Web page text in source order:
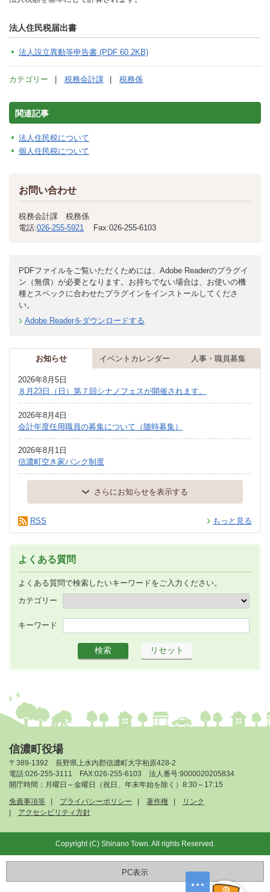
法人住民税届出書
法人設立異動等申告書 (PDF 60.2KB)
カテゴリー 税務会計課 税務係
関連記事
法人住民税について
個人住民税について
お問い合わせ
税務会計課 税務係
電話:026-255-5921 Fax:026-255-6103
PDFファイルをご覧いただくためには、Adobe Readerのプラグイ
ン（無償）が必要となります。お持ちでない場合は、お使いの機
種とスペックに合わせたプラグインをインストールしてくださ
い。
Adobe Readerをダウンロードする
お知らせ イベントカレンダー 人事・職員募集
2026年8月5日
８月23日（日）第７回シナノフェスが開催されます。
2026年8月4日
会計年度任用職員の募集について（随時募集）
2026年8月1日
信濃町空き家バンク制度
さらにお知らせを表示する
もっと見る
RSS
よくある質問
よくある質問で検索したいキーワードをご入力ください。
カテゴリー
キーワード
信濃町役場
〒389-1392 長野県上水内郡信濃町大字柏原428-2
電話:026-255-3111 FAX:026-255-6103 法人番号:9000020205834
開庁時間：月曜日～金曜日（祝日、年末年始を除く）8:30～17:15
免責事項等
プライバシーポリシー 著作権
リンク
アクセシビリティ方針
Copyright (C) Shinano Town. All rights Reserved.
PC表示